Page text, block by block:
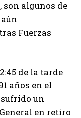
son algunos de
Fuerzas
de la tarde
años en el
un
en retiro